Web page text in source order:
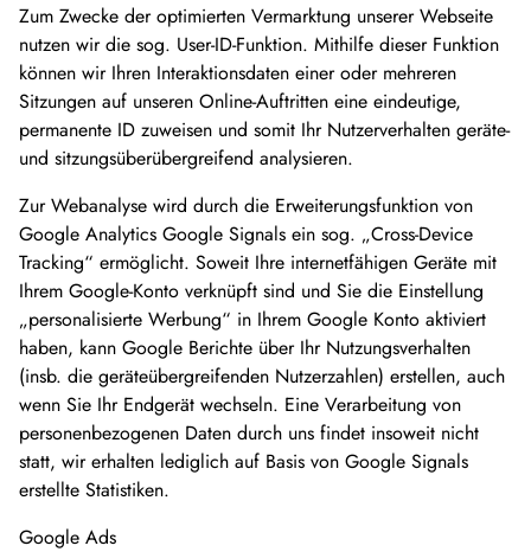
Zum Zwecke der optimierten Vermarktung unserer Webseite
nutzen wir die sog. User-ID-Funktion. Mithilfe dieser Funktion
können wir Ihren Interaktionsdaten einer oder mehreren
Sitzungen auf unseren Online-Auftritten eine eindeutige,
permanente ID zuweisen und somit Ihr Nutzerverhalten geräte-
und sitzungsüberübergreifend analysieren.
Zur Webanalyse wird durch die Erweiterungsfunktion von
Google Analytics Google Signals ein sog. „Cross-Device
Tracking“ ermöglicht. Soweit Ihre internetfähigen Geräte mit
Ihrem Google-Konto verknüpft sind und Sie die Einstellung
„personalisierte Werbung“ in Ihrem Google Konto aktiviert
haben, kann Google Berichte über Ihr Nutzungsverhalten
(insb. die geräteübergreifenden Nutzerzahlen) erstellen, auch
wenn Sie Ihr Endgerät wechseln. Eine Verarbeitung von
personenbezogenen Daten durch uns findet insoweit nicht
statt, wir erhalten lediglich auf Basis von Google Signals
erstellte Statistiken.
Google Ads